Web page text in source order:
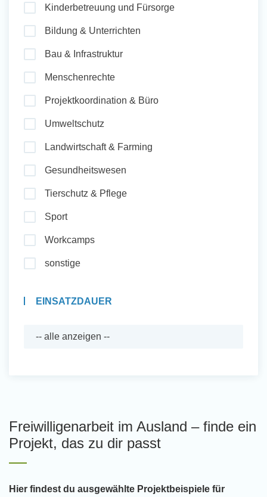
Initiativbewerbung
Kinderbetreuung und Fürsorge
Bildung & Unterrichten
Bau & Infrastruktur
Menschenrechte
Projektkoordination & Büro
Umweltschutz
Landwirtschaft & Farming
Gesundheitswesen
Tierschutz & Pflege
Sport
Workcamps
sonstige
EINSATZDAUER
Freiwilligenarbeit im Ausland – finde ein
Projekt, das zu dir passt
Hier findest du ausgewählte Projektbeispiele für